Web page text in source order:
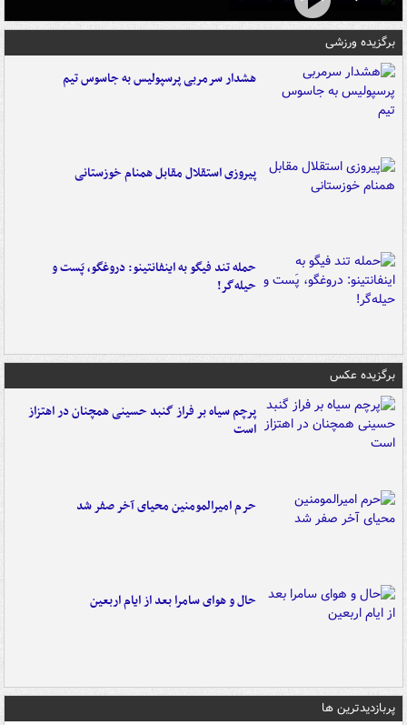
برگزیده ورزشی
هشدار سرمربی پرسپولیس به جاسوس تیم
پیروزی استقلال مقابل همنام خوزستانی
حمله تند فیگو به اینفانتینو: دروغگو، پَست‌ و
حیله‌گر!
برگزیده عکس
پرچم سیاه بر فراز گنبد حسینی همچنان در اهتزاز
است
حرم امیرالمومنین محیای آخر صفر شد
حال و هوای سامرا بعد از ایام اربعین
پربازدیدترین ها